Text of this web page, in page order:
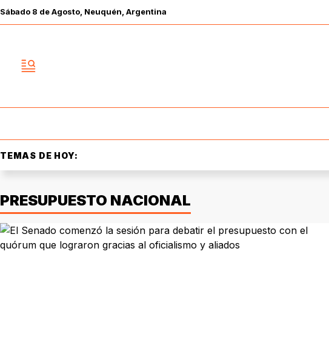
Sábado 8 deAgosto , Neuquén, Argentina
TEMAS DE HOY:
PRESUPUESTO NACIONAL